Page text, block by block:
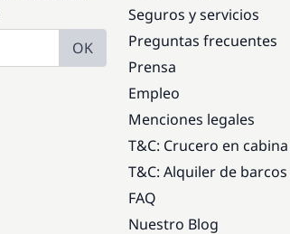
OK
Seguros y servicios
Preguntas frecuentes
Prensa
Empleo
Menciones legales
T&C: Crucero en cabina
T&C: Alquiler de barcos
FAQ
Nuestro Blog